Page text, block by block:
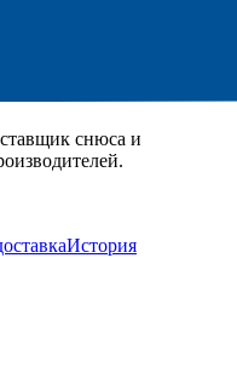
снюса и
История